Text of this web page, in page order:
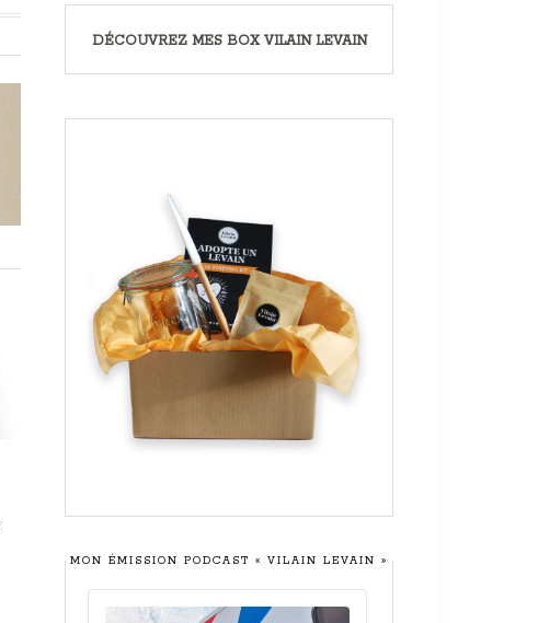
DÉCOUVREZ MES BOX VILAIN LEVAIN
MON ÉMISSION PODCAST « VILAIN LEVAIN »